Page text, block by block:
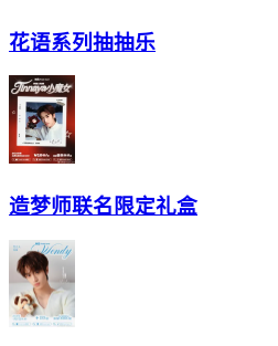
花语系列抽抽乐
造梦师联名限定礼盒